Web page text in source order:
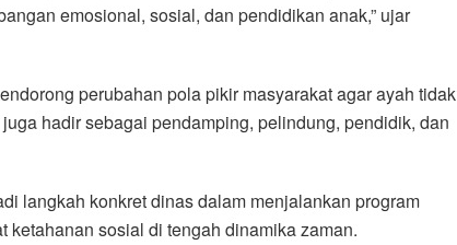
emosional, sosial, dan pendidikan anak,” ujar
perubahan pola pikir masyarakat agar ayah tidak
hadir sebagai pendamping, pelindung, pendidik, dan
langkah konkret dinas dalam menjalankan program
sosial di tengah dinamika zaman.